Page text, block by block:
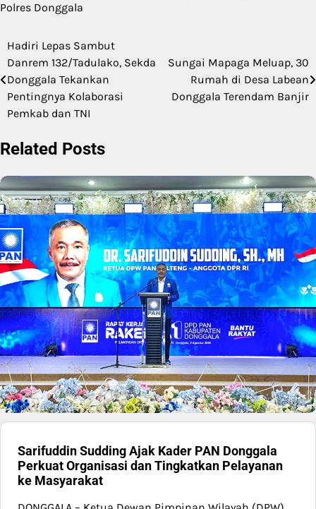
Polres Donggala
Navigasi
pos
Hadiri Lepas Sambut
Danrem 132/Tadulako, Sekda
Donggala Tekankan
Pentingnya Kolaborasi
Pemkab dan TNI
Sungai Mapaga Meluap, 30
Rumah di Desa Labean
Donggala Terendam Banjir
Related Posts
Sarifuddin Sudding Ajak Kader PAN Donggala
Perkuat Organisasi dan Tingkatkan Pelayanan
ke Masyarakat